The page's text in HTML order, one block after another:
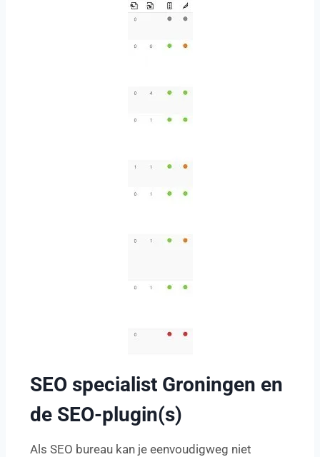
SEO specialist Groningen en
de SEO-plugin(s)
Als SEO bureau kan je eenvoudigweg niet